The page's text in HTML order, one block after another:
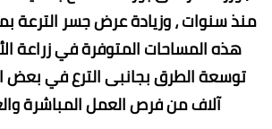
منذ سنوات ، وزيادة عرض جسر الترعة
هذه المساحات المتوفرة في زراعة
توسعة الطرق بجانبى الترع في بعض
آلاف من فرص العمل المباشرة